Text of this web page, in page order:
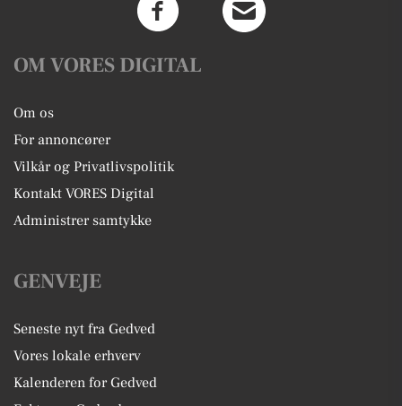
OM VORES DIGITAL
Om os
For annoncører
Vilkår og Privatlivspolitik
Kontakt VORES Digital
Administrer samtykke
GENVEJE
Seneste nyt fra Gedved
Vores lokale erhverv
Kalenderen for Gedved